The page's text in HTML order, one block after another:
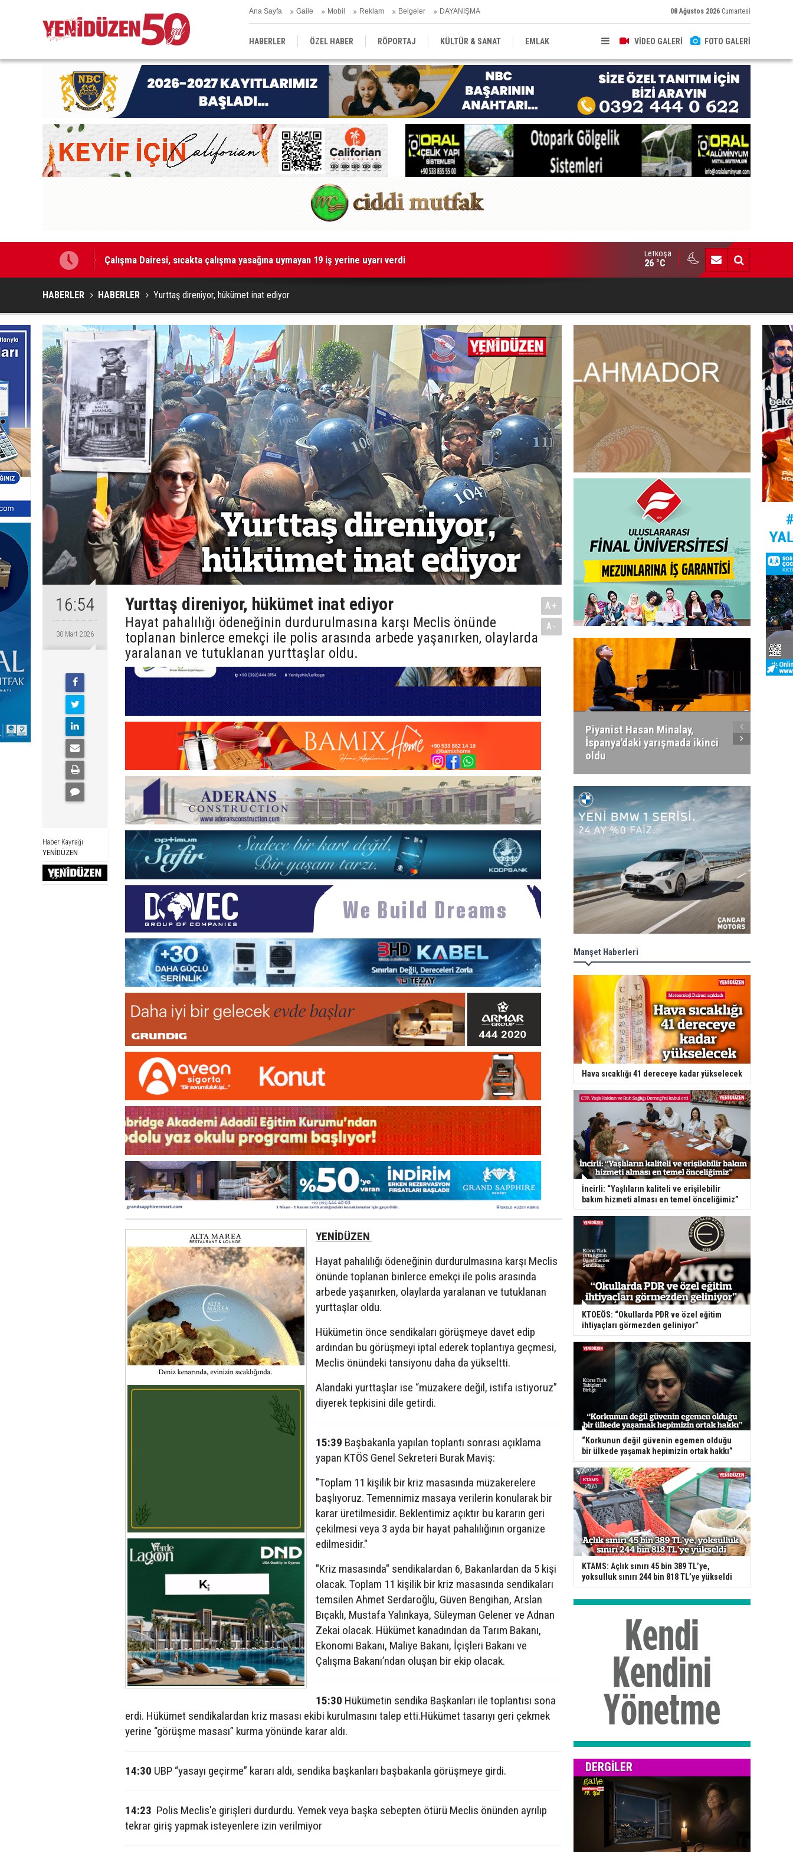
Ana Sayfa Gaile Mobil Reklam Belgeler DAYANIŞMA 08 Ağustos 2026 Cumartesi
VİDEO GALERİ FOTO GALERİ
HABERLER ÖZEL HABER RÖPORTAJ KÜLTÜR & SANAT EMLAK
EĞİTİM YEREL YÖNETİM DERGİLER SEKTÖR
Grup Ezman’dan Girne’de türkü gecesi Kıbrıs’ın güneyinde yıllık enflasyon temmuzda yüzde 2,9 oldu
Lefkoşa
26 °C
HABERLER HABERLER Yurttaş direniyor, hükümet inat ediyor
16:54
30 Mart 2026
Haber Kaynağı
YENİDÜZEN
Yurttaş direniyor, hükümet inat ediyor
Hayat pahalılığı ödeneğinin durdurulmasına karşı Meclis önünde
toplanan binlerce emekçi ile polis arasında arbede yaşanırken, olaylarda
yaralanan ve tutuklanan yurttaşlar oldu.
A+
A-
YENİDÜZEN
Hayat pahalılığı ödeneğinin durdurulmasına karşı Meclis
önünde toplanan binlerce emekçi ile polis arasında
arbede yaşanırken, olaylarda yaralanan ve tutuklanan
yurttaşlar oldu.
Hükümetin önce sendikaları görüşmeye davet edip
ardından bu görüşmeyi iptal ederek toplantıya geçmesi,
Meclis önündeki tansiyonu daha da yükseltti.
Alandaki yurttaşlar ise “müzakere değil, istifa istiyoruz”
diyerek tepkisini dile getirdi.
15:39 Başbakanla yapılan toplantı sonrası açıklama
yapan KTÖS Genel Sekreteri Burak Maviş:
"Toplam 11 kişilik bir kriz masasında müzakerelere
başlıyoruz. Temennimiz masaya verilerin konularak bir
karar üretilmesidir. Beklentimiz açıktır bu kararın geri
çekilmesi veya 3 ayda bir hayat pahalılığının organize
edilmesidir."
"Kriz masasında" sendikalardan 6, Bakanlardan da 5 kişi
olacak. Toplam 11 kişilik bir kriz masasında sendikaları
temsilen Ahmet Serdaroğlu, Güven Bengihan, Arslan
Bıçaklı, Mustafa Yalınkaya, Süleyman Gelener ve Adnan
Zekai olacak. Hükümet kanadından da Tarım Bakanı,
Ekonomi Bakanı, Maliye Bakanı, İçişleri Bakanı ve
Çalışma Bakanı’ndan oluşan bir ekip olacak.
15:30 Hükümetin sendika Başkanları ile toplantısı sona
erdi. Hükümet sendikalardan kriz masası ekibi kurulmasını talep etti.Hükümet tasarıyı geri çekmek
yerine “görüşme masası” kurma yönünde karar aldı.
14:30 UBP “yasayı geçirme” kararı aldı, sendika başkanları başbakanla görüşmeye girdi.
14:23 Polis Meclis'e girişleri durdurdu. Yemek veya başka sebepten ötürü Meclis önünden ayrılıp
tekrar giriş yapmak isteyenlere izin verilmiyor
Piyanist Hasan Minalay,
İspanya'daki yarışmada ikinci
oldu
Manşet Haberleri
Hava sıcaklığı 41 dereceye kadar yükselecek
İncirli: “Yaşlıların kaliteli ve erişilebilir
bakım hizmeti alması en temel önceliğimiz”
KTOEÖS: “Okullarda PDR ve özel eğitim
ihtiyaçları görmezden geliniyor”
“Korkunun değil güvenin egemen olduğu
bir ülkede yaşamak hepimizin ortak hakkı”
KTAMS: Açlık sınırı 45 bin 389 TL’ye,
yoksulluk sınırı 244 bin 818 TL’ye yükseldi
DERGILER